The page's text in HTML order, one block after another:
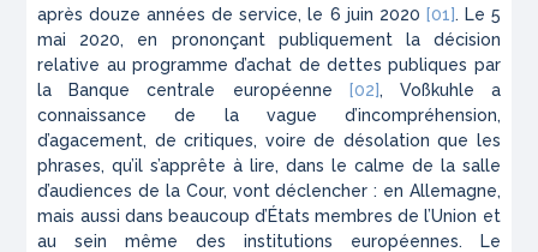
après douze années de service, le 6 juin 2020 [01]. Le 5
mai 2020, en prononçant publiquement la décision
relative au programme d’achat de dettes publiques par
la Banque centrale européenne
[02], Voßkuhle a
connaissance de la vague d’incompréhension,
d’agacement, de critiques, voire de désolation que les
phrases, qu’il s’apprête à lire, dans le calme de la salle
d’audiences de la Cour, vont déclencher : en Allemagne,
mais aussi dans beaucoup d’États membres de l’Union et
au sein même des institutions européennes. Le